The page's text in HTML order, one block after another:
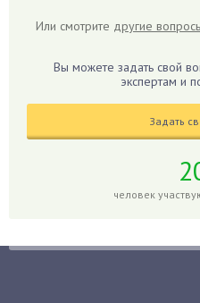
Гиппеаструм
Годжи
Голубика
Или смотрите другие
Вы можете задать свой
экспертам и
Задать
человек